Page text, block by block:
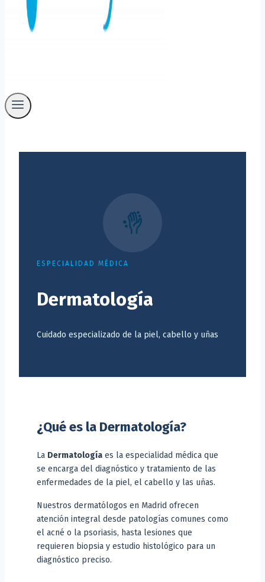
ESPECIALIDAD MÉDICA
Dermatología
Cuidado especializado de la piel, cabello y uñas
¿Qué es la Dermatología?
La Dermatología es la especialidad médica que
se encarga del diagnóstico y tratamiento de las
enfermedades de la piel, el cabello y las uñas.
Nuestros dermatólogos en Madrid ofrecen
atención integral desde patologías comunes como
el acné o la psoriasis, hasta lesiones que
requieren biopsia y estudio histológico para un
diagnóstico preciso.